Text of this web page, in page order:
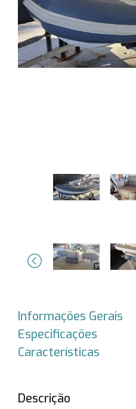
Previous
Informações Gerais
Especificações
Características
Descrição